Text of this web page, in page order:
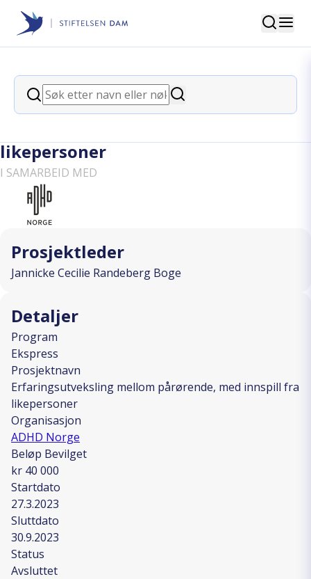
Stiftelsen Dam
Søk
Søk
Søk
back
Erfaringsutveksling mellom
likepersoner
I SAMARBEID MED
Prosjektleder
Jannicke Cecilie Randeberg Boge
Detaljer
Program
Ekspress
Prosjektnavn
Erfaringsutveksling mellom pårørende, med innspill fra
likepersoner
Organisasjon
ADHD Norge
Beløp Bevilget
kr 40 000
Startdato
27.3.2023
Sluttdato
30.9.2023
Status
Avsluttet